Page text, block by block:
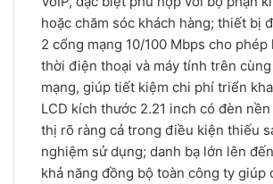
hoặc chăm sóc khách hàng; thiết bị
2 cổng mạng 10/100 Mbps cho
thời điện thoại và máy tính trên
mạng, giúp tiết kiệm chi phí triển
LCD kích thước 2.21 inch có đèn
thị rõ ràng cả trong điều kiện thiếu
nghiệm sử dụng; danh bạ lớn lên
khả năng đồng bộ toàn công ty giúp